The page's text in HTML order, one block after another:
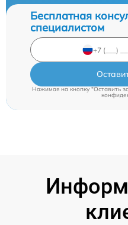
Бесплатная
специалистом
Нажимая на кнопку "Оставить